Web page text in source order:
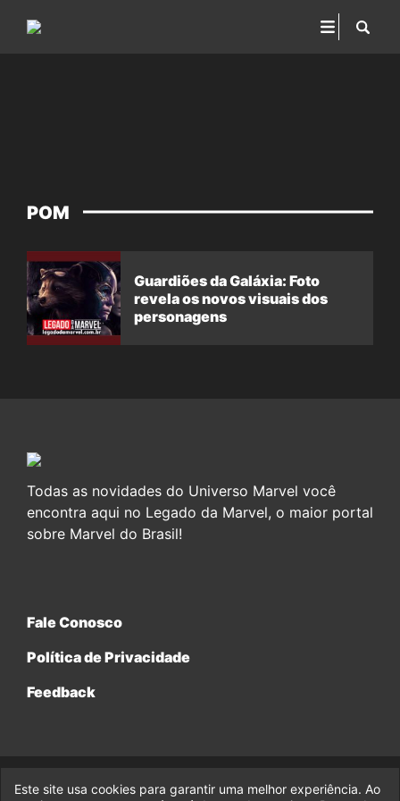
POM
Guardiões da Galáxia: Foto
revela os novos visuais dos
personagens
Todas as novidades do Universo Marvel você
encontra aqui no Legado da Marvel, o maior portal
sobre Marvel do Brasil!
Fale Conosco
Política de Privacidade
Feedback
© 2017-2026 Legado da Marvel, uma empresa da Legado
Este site usa cookies para garantir uma melhor experiência. Ao